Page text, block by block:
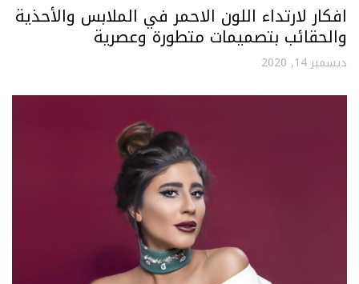
افكار لارتداء اللون الاحمر في الملابس والأحذية
والحقائب بتصميمات متطورة وعصرية
ديسمبر 14, 2020